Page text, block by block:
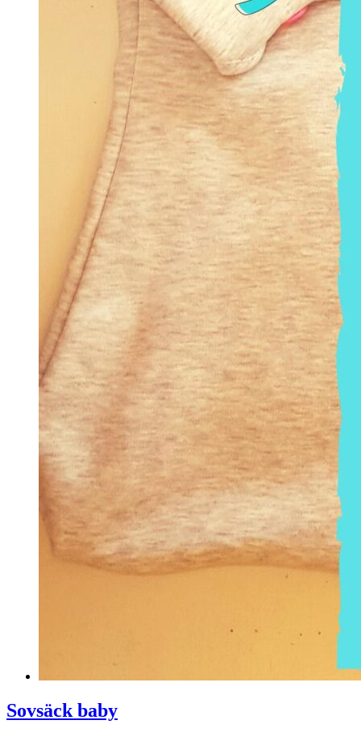
Sovsäck baby